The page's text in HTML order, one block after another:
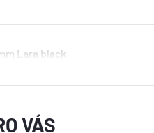
Lara black
VÁS